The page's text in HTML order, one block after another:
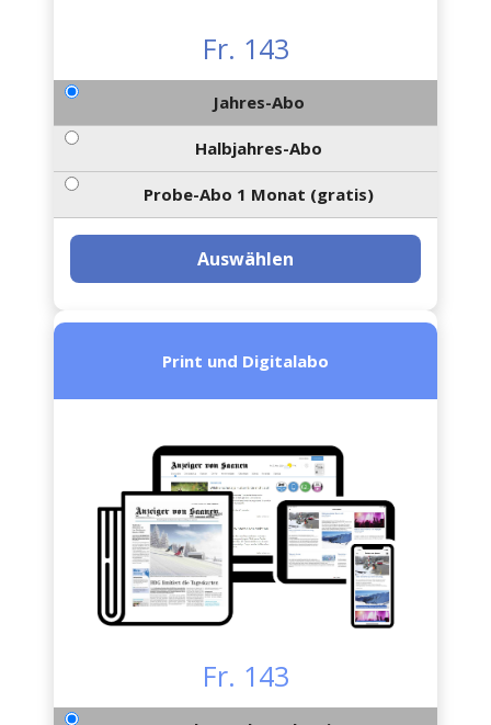
Fr. 143
Jahres-Abo
Halbjahres-Abo
Probe-Abo 1 Monat (gratis)
Auswählen
Print und Digitalabo
Fr. 143